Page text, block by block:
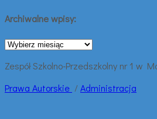
Archiwalne wpisy:
Archiwalne
Zespół Szkolno-Przedszkolny nr 1 w
Prawa Autorskie /Administracja